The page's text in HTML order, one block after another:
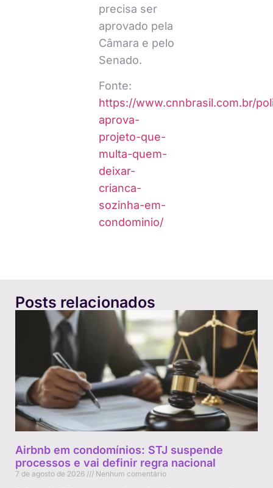
precisa ser
aprovado pela
Câmara e pelo
Senado.
Fonte:
https://www.cnnbrasil.com.br/
aprova-
projeto-que-
multa-quem-
deixar-
crianca-
sozinha-em-
condominio/
Posts relacionados
Airbnb em condomínios: STJ suspende
processos e vai definir regra nacional
7 de agosto de 2026 Nenhum comentário